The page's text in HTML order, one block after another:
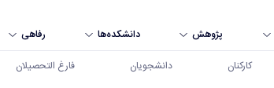
پژوهش دانشکده‌ها رفاهی
کارکنان دانشجویان فارغ التحصیلان